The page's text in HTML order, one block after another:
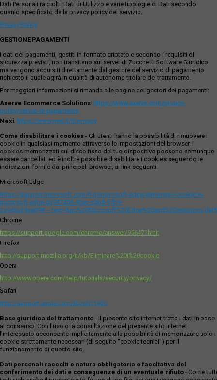
Dati Personali raccolti: Dati di Utilizzo e varie tipologie di Dati secondo
quanto specificato dalla privacy policy del servizio.
Privacy Policy
GESTIONE PAGAMENTI
I dati dei pagamenti, gestiti in formato criptato e secondo i requisiti di
sicurezza previsti, non transitano sui server di Zucchetti Software Giuridico
ma vengono acquisiti direttamente dal gestore del servizio di pagamento
richiesto il quale agirà in qualità di autonomo titolare del trattamento.
Per maggiori informazioni si rimanda alle pagine dei gestori dei pagamenti:
Axerve Ecommerce Solutions: https://www.axerve.com/privacy-
policy/servizi-di-pagamento
Nexi: https://www.nexi.it/it/privacy
Come disabilitare i cookies - Gli utenti hanno la possibilità di rimuovere i
cookie in qualsiasi momento attraverso le impostazioni del browser. I
cookies memorizzati sul disco fisso del tuo dispositivo possono comunque
essere cancellati ed è inoltre possibile disabilitare i cookies seguendo le
indicazioni fornite dai principali browser, ai link seguenti:
Microsoft Edge
https://support.microsoft.com/it-it/microsoft-edge/eliminare-i-cookie-in-
microsoft-edge-63947406-40ac-c3b8-57b9-
Chrome
https://support.google.com/chrome/answer/95647?hl=it
Firefox
http://support.mozilla.org/it/kb/Eliminare%20i%20cookie
Opera
http://www.opera.com/help/tutorials/security/privacy/
Safari
http://support.apple.com/kb/ph11920
Base giuridica del trattamento - Il presente sito internet tratta i dati in base
al consenso. Con l'uso o la consultazione del presente sito internet
l’interessato acconsente implicitamente alla possibilità di memorizzare solo i
cookie strettamente necessari (di seguito “cookie tecnici”) per il
funzionamento di questo sito.
Dati personali raccolti e natura obbligatoria o facoltativa del
conferimento dei dati e conseguenze di un eventuale rifiuto - Come tutti